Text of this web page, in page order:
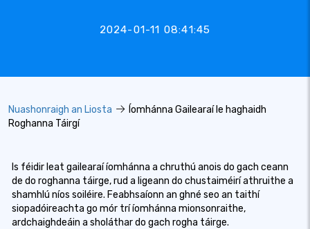
2024-01-11 08:41:45
Nuashonraigh an Liosta
Íomhánna Gailearaí le haghaidh
Roghanna Táirgí
Is féidir leat gailearaí íomhánna a chruthú anois do gach ceann
de do roghanna táirge, rud a ligeann do chustaiméirí athruithe a
shamhlú níos soiléire. Feabhsaíonn an ghné seo an taithí
siopadóireachta go mór trí íomhánna mionsonraithe,
ardchaighdeáin a sholáthar do gach rogha táirge.